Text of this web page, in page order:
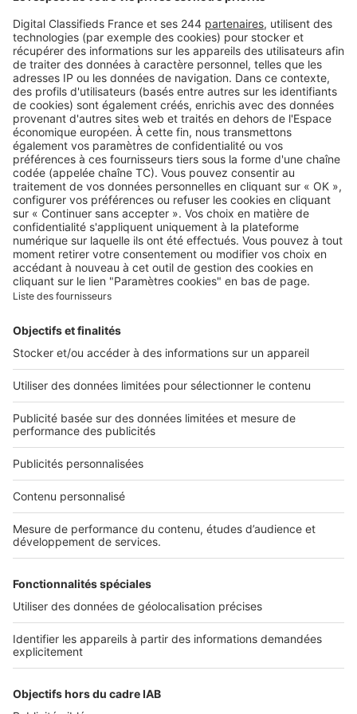
Retrouvez-nous sur …
A propos
Qui sommes-nous ?
Contacter le service client
Nous rejoindre
Presse
Nos applications
Découvrez nos applications
Services pro
Accès client
Informations légales